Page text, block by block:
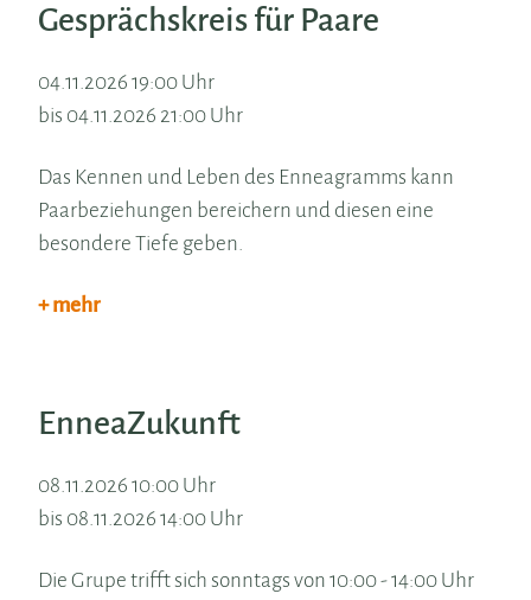
Gesprächskreis für Paare
04.11.2026 19:00 Uhr
bis 04.11.2026 21:00 Uhr
Das Kennen und Leben des Enneagramms kann
Paarbeziehungen bereichern und diesen eine
besondere Tiefe geben.
+ mehr
EnneaZukunft
08.11.2026 10:00 Uhr
bis 08.11.2026 14:00 Uhr
Die Grupe trifft sich sonntags von 10:00 - 14:00 Uhr